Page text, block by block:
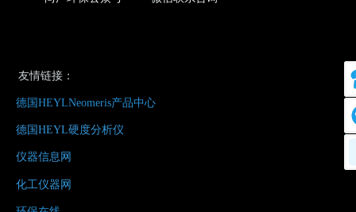
友情链接：
德国HEYLNeomeris产品中心
德国HEYL硬度分析仪
仪器信息网
化工仪器网